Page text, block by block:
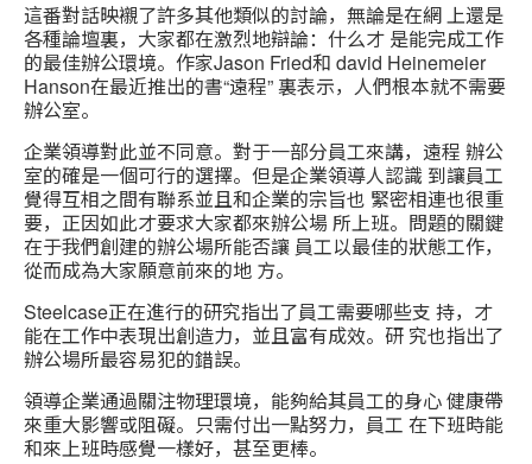
這番對話映襯了許多其他類似的討論，無論是在網 上還是
各種論壇裏，大家都在激烈地辯論：什么才 是能完成工作
的最佳辦公環境。作家Jason Fried和 david Heinemeier
Hanson在最近推出的書“遠程” 裏表示，人們根本就不需要
辦公室。
企業領導對此並不同意。對于一部分員工來講，遠程 辦公
室的確是一個可行的選擇。但是企業領導人認識 到讓員工
覺得互相之間有聯系並且和企業的宗旨也 緊密相連也很重
要，正因如此才要求大家都來辦公場 所上班。問題的關鍵
在于我們創建的辦公場所能否讓 員工以最佳的狀態工作，
從而成為大家願意前來的地 方。
Steelcase正在進行的研究指出了員工需要哪些支 持，才
能在工作中表現出創造力，並且富有成效。研 究也指出了
辦公場所最容易犯的錯誤。
領導企業通過關注物理環境，能夠給其員工的身心 健康帶
來重大影響或阻礙。只需付出一點努力，員工 在下班時能
和來上班時感覺一樣好，甚至更棒。